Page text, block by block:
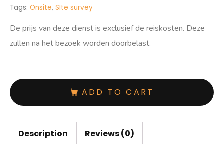
Tags: Onsite, SIte survey
De prijs van deze dienst is exclusief de reiskosten. Deze
zullen na het bezoek worden doorbelast.
ADD TO CART
Description Reviews (0)